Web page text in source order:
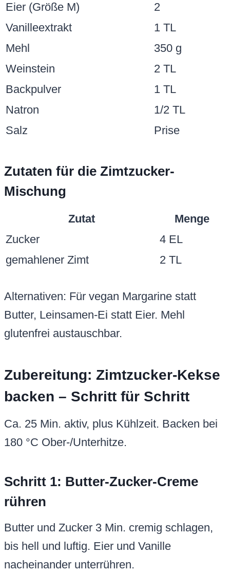
Eier (Größe M)
2
Vanilleextrakt
1 TL
Mehl
350 g
Weinstein
2 TL
Backpulver
1 TL
Natron
1/2 TL
Salz
Prise
Zutaten für die Zimtzucker-
Mischung
Zutat
Menge
Zucker
4 EL
gemahlener Zimt
2 TL
Alternativen: Für vegan Margarine statt
Butter, Leinsamen-Ei statt Eier. Mehl
glutenfrei austauschbar.
Zubereitung: Zimtzucker-Kekse
backen – Schritt für Schritt
Ca. 25 Min. aktiv, plus Kühlzeit. Backen bei
180 °C Ober-/Unterhitze.
Schritt 1: Butter-Zucker-Creme
rühren
Butter und Zucker 3 Min. cremig schlagen,
bis hell und luftig. Eier und Vanille
nacheinander unterrühren.